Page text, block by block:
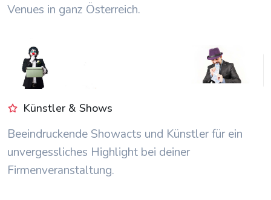
Venues in ganz Österreich.
Künstler & Shows
Beeindruckende Showacts und Künstler für ein
unvergessliches Highlight bei deiner
Firmenveranstaltung.